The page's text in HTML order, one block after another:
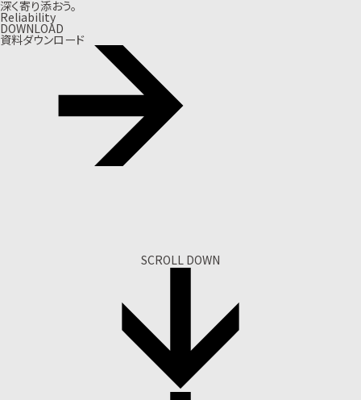
深く寄り添おう。
Reliability
DOWNLOAD
資料ダウンロード
SCROLL DOWN